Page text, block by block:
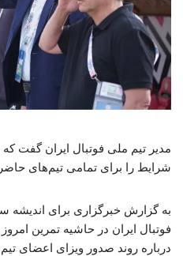
مدیر تیم ملی فوتبال ایران گفت
شرایط را برای تمامی تیم‌های
به گزارش خبرگزاری برای اندیشه
فوتبال ایران در حاشیه تمرین
درباره روند صدور ویزای اعضای